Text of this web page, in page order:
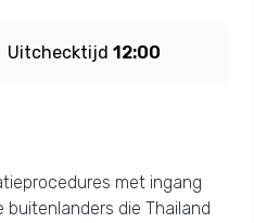
Uitchecktijd 12:00
met ingang
buitenlanders die Thailand